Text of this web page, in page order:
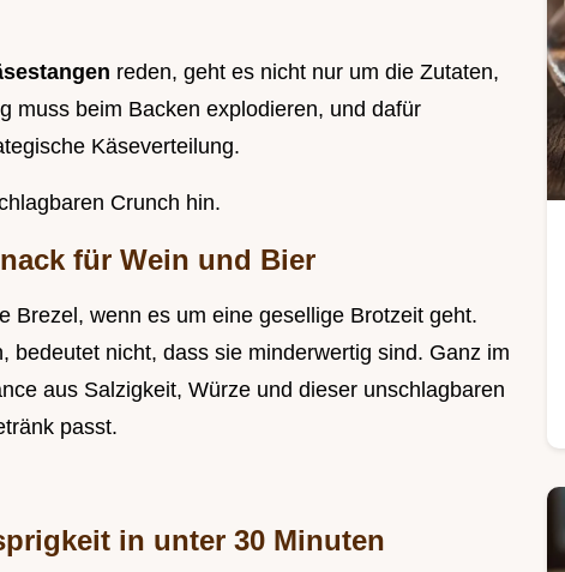
reden, geht es nicht nur um die Zutaten,
muss beim Backen explodieren, und dafür
Käseverteilung.
Crunch hin.
für Wein und Bier
Brezel, wenn es um eine gesellige Brotzeit geht.
bedeutet nicht, dass sie minderwertig sind. Ganz im
aus Salzigkeit, Würze und dieser unschlagbaren
passt.
in unter 30 Minuten